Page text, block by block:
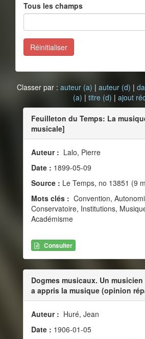
Tous les champs
Réinitialiser
Classer par : auteur (a) | auteur (d) |
(a) | titre (d) | ajout
Feuilleton du Temps: La
musicale]
Auteur : Lalo, Pierre
Date : 1899-05-09
Source : Le Temps, no 13851 (9
Mots clés : Convention,
Conservatoire, Institutions,
Académisme
Consulter
Dogmes musicaux. Un
a appris la musique (opinion
Auteur : Huré, Jean
Date : 1906-01-05